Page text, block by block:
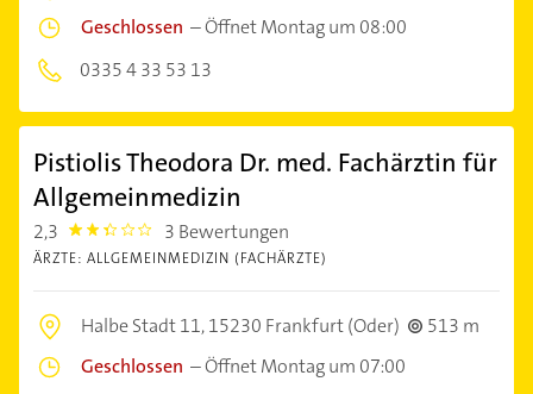
Geschlossen –Öffnet Montag um 08:00
0335 4 33 53 13
Pistiolis Theodora Dr. med. Fachärztin für
Allgemeinmedizin
2,3 2.3 3 Bewertungen
ÄRZTE: ALLGEMEINMEDIZIN (FACHÄRZTE)
Halbe Stadt 11,15230 Frankfurt (Oder)
513 m
Geschlossen –Öffnet Montag um 07:00